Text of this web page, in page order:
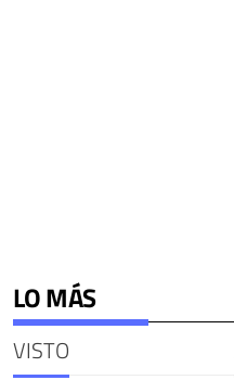
LO MÁS
VISTO